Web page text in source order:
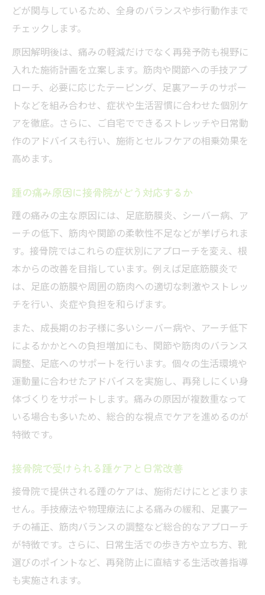
どが関与しているため、全身のバランスや歩行動作まで
チェックします。
原因解明後は、痛みの軽減だけでなく再発予防も視野に
入れた施術計画を立案します。筋肉や関節への手技アプ
ローチ、必要に応じたテーピング、足裏アーチのサポー
トなどを組み合わせ、症状や生活習慣に合わせた個別ケ
アを徹底。さらに、ご自宅でできるストレッチや日常動
作のアドバイスも行い、施術とセルフケアの相乗効果を
高めます。
踵の痛み原因に接骨院がどう対応するか
踵の痛みの主な原因には、足底筋膜炎、シーバー病、ア
ーチの低下、筋肉や関節の柔軟性不足などが挙げられま
す。接骨院ではこれらの症状別にアプローチを変え、根
本からの改善を目指しています。例えば足底筋膜炎で
は、足底の筋膜や周囲の筋肉への適切な刺激やストレッ
チを行い、炎症や負担を和らげます。
また、成長期のお子様に多いシーバー病や、アーチ低下
によるかかとへの負担増加にも、関節や筋肉のバランス
調整、足底へのサポートを行います。個々の生活環境や
運動量に合わせたアドバイスを実施し、再発しにくい身
体づくりをサポートします。痛みの原因が複数重なって
いる場合も多いため、総合的な視点でケアを進めるのが
特徴です。
接骨院で受けられる踵ケアと日常改善
接骨院で提供される踵のケアは、施術だけにとどまりま
せん。手技療法や物理療法による痛みの緩和、足裏アー
チの補正、筋肉バランスの調整など総合的なアプローチ
が特徴です。さらに、日常生活での歩き方や立ち方、靴
選びのポイントなど、再発防止に直結する生活改善指導
も実施されます。